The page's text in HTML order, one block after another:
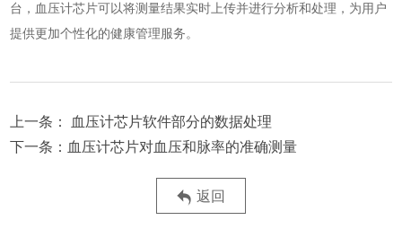
台，血压计芯片可以将测量结果实时上传并进行分析和处理，为用户
提供更加个性化的健康管理服务。
血压计芯片软件部分的数据处理
血压计芯片对血压和脉率的准确测量
返回